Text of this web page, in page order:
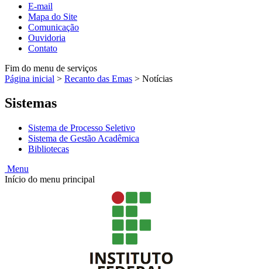
E-mail
Mapa do Site
Comunicação
Ouvidoria
Contato
Fim do menu de serviços
Página inicial > Recanto das Emas > Notícias
Sistemas
Sistema de Processo Seletivo
Sistema de Gestão Acadêmica
Bibliotecas
Menu
Início do menu principal